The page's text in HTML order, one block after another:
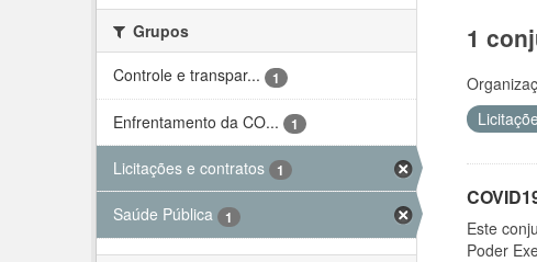
Grupos
Controle e transpar...
1
Enfrentamento da CO... 1
Licitações e contratos 1
Saúde Pública 1
1
Este
Poder